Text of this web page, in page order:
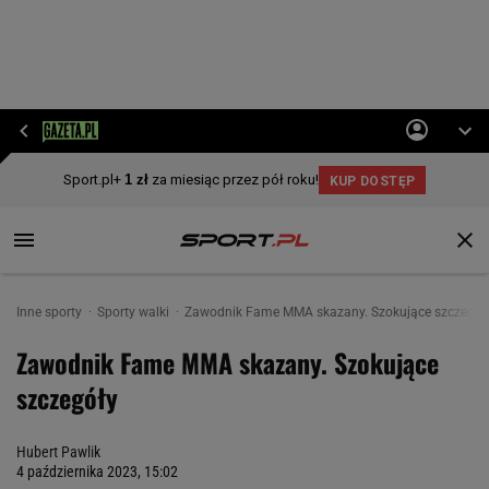
Inne sporty Sporty walki Zawodnik Fame MMA skazany. Szokujące
Zawodnik Fame MMA skazany. Szokujące
szczegóły
Hubert Pawlik
4 października 2023, 15:02